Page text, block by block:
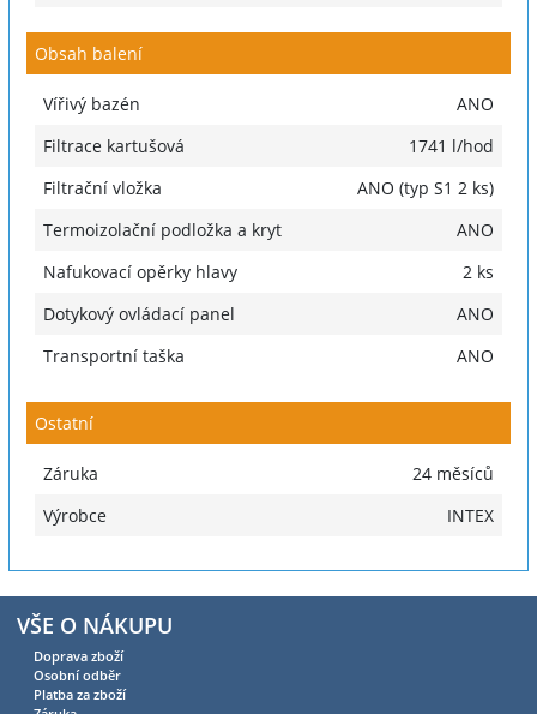
Obsah balení
Vířivý bazén
ANO
Filtrace kartušová
1741 l/hod
Filtrační vložka
ANO (typ S1 2 ks)
Termoizolační podložka a kryt
ANO
Nafukovací opěrky hlavy
2 ks
Dotykový ovládací panel
ANO
Transportní taška
ANO
Ostatní
Záruka
24 měsíců
Výrobce
INTEX
VŠE O NÁKUPU
Doprava zboží
Osobní odběr
Platba za zboží